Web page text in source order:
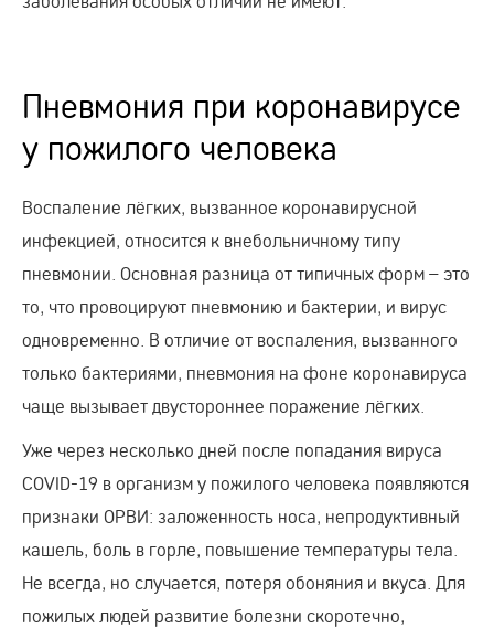
Пневмония при коронавирусе
у пожилого человека
Воспаление лёгких, вызванное коронавирусной
инфекцией, относится к внебольничному типу
пневмонии. Основная разница от типичных форм – это
то, что провоцируют пневмонию и бактерии, и вирус
одновременно. В отличие от воспаления, вызванного
только бактериями, пневмония на фоне коронавируса
чаще вызывает двустороннее поражение лёгких.
Уже через несколько дней после попадания вируса
COVID-19 в организм у пожилого человека появляются
признаки ОРВИ: заложенность носа, непродуктивный
кашель, боль в горле, повышение температуры тела.
Не всегда, но случается, потеря обоняния и вкуса. Для
пожилых людей развитие болезни скоротечно,